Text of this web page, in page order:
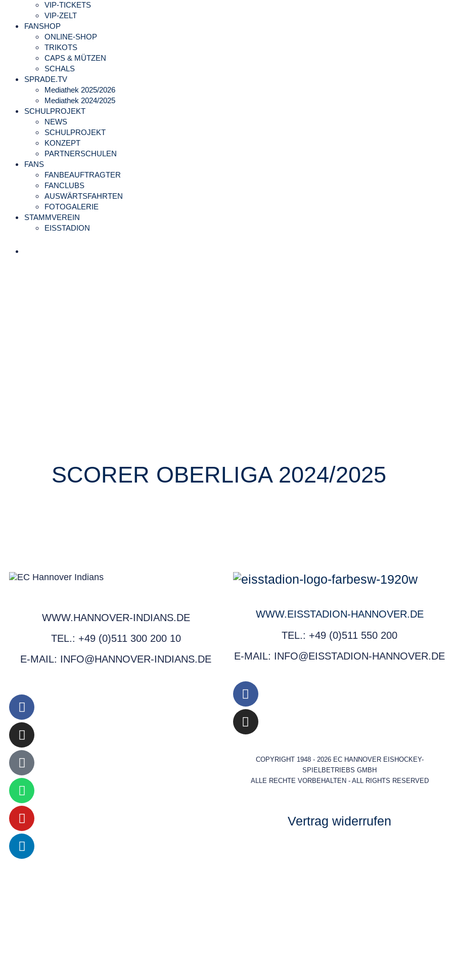
VIP-TICKETS
VIP-ZELT
FANSHOP
ONLINE-SHOP
TRIKOTS
CAPS & MÜTZEN
SCHALS
SPRADE.TV
Mediathek 2025/2026
Mediathek 2024/2025
SCHULPROJEKT
NEWS
SCHULPROJEKT
KONZEPT
PARTNERSCHULEN
FANS
FANBEAUFTRAGTER
FANCLUBS
AUSWÄRTSFAHRTEN
FOTOGALERIE
STAMMVEREIN
EISSTADION
SCORER OBERLIGA 2024/2025
WWW.HANNOVER-INDIANS.DE
TEL.: +49 (0)511 300 200 10
E-MAIL: INFO@HANNOVER-INDIANS.DE
WWW.EISSTADION-HANNOVER.DE
TEL.: +49 (0)511 550 200
E-MAIL: INFO@EISSTADION-HANNOVER.DE
COPYRIGHT 1948 - 2026 EC HANNOVER EISHOCKEY-
SPIELBETRIEBS GMBH
ALLE RECHTE VORBEHALTEN - ALL RIGHTS RESERVED
Vertrag widerrufen